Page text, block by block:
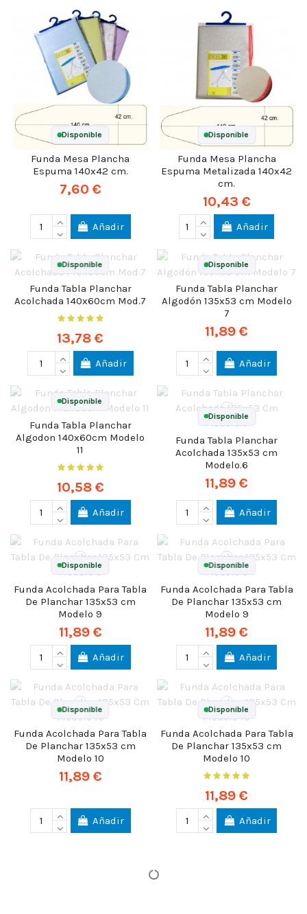
Disponible
Funda Mesa Plancha
Espuma 140x42 cm.
7,60 €
Añadir
Disponible
Funda Mesa Plancha
Espuma Metalizada 140x42
cm.
10,43 €
Añadir
Disponible
Funda Tabla Planchar
Acolchada 140x60cm Mod.7
13,78 €
Añadir
Disponible
Funda Tabla Planchar
Algodón 135x53 cm Modelo
7
11,89 €
Añadir
Disponible
Funda Tabla Planchar
Algodon 140x60cm Modelo
11
10,58 €
Añadir
Disponible
Funda Tabla Planchar
Acolchada 135x53 cm
Modelo.6
11,89 €
Añadir
Disponible
Funda Acolchada Para Tabla
De Planchar 135x53 cm
Modelo 9
11,89 €
Añadir
Disponible
Funda Acolchada Para Tabla
De Planchar 135x53 cm
Modelo 9
11,89 €
Añadir
Disponible
Funda Acolchada Para Tabla
De Planchar 135x53 cm
Modelo 10
11,89 €
Añadir
Disponible
Funda Acolchada Para Tabla
De Planchar 135x53 cm
Modelo 10
11,89 €
Añadir